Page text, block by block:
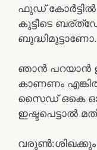
ഫുഡ്
കുട്ടീടെ
ഞാൻ പറയാൻ
കാണണം
സൈഡ് ഒകെ
ഇഷ്ടപെട്ടാൽ
വരുൺ:ശിഖക്കും